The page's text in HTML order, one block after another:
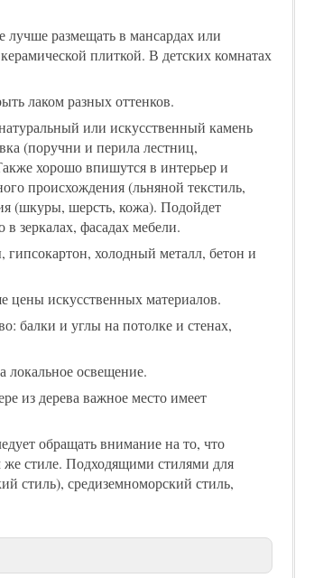
лучше размещать в мансардах или
плиткой. В детских комнатах
лаком разных оттенков.
или искусственный камень
(поручни и перила лестниц,
хорошо впишутся в интерьер и
происхождения (льняной текстиль,
(шкуры, шерсть, кожа). Подойдет
зеркалах, фасадах мебели.
холодный металл, бетон и
цены искусственных материалов.
балки и углы на потолке и стенах,
локальное освещение.
из дерева важное место имеет
обращать внимание на то, что
стиле. Подходящими стилями для
стиль), средиземноморский стиль,